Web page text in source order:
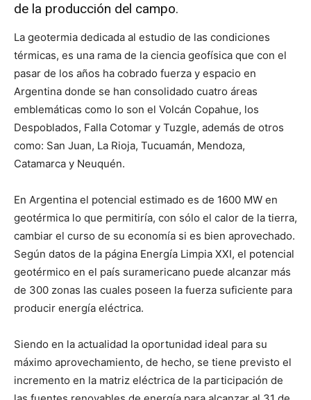
de la producción del campo.
La geotermia dedicada al estudio de las condiciones
térmicas, es una rama de la ciencia geofísica que con el
pasar de los años ha cobrado fuerza y espacio en
Argentina donde se han consolidado cuatro áreas
emblemáticas como lo son el Volcán Copahue, los
Despoblados, Falla Cotomar y Tuzgle, además de otros
como: San Juan, La Rioja, Tucuamán, Mendoza,
Catamarca y Neuquén.
En Argentina el potencial estimado es de 1600 MW en
geotérmica lo que permitiría, con sólo el calor de la tierra,
cambiar el curso de su economía si es bien aprovechado.
Según datos de la página Energía Limpia XXI, el potencial
geotérmico en el país suramericano puede alcanzar más
de 300 zonas las cuales poseen la fuerza suficiente para
producir energía eléctrica.
Siendo en la actualidad la oportunidad ideal para su
máximo aprovechamiento, de hecho, se tiene previsto el
incremento en la matriz eléctrica de la participación de